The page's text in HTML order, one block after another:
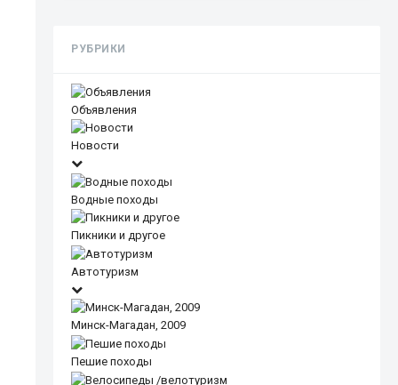
РУБРИКИ
Объявления
Новости
Водные походы
Пикники и другое
Автотуризм
Минск-Магадан, 2009
Пешие походы